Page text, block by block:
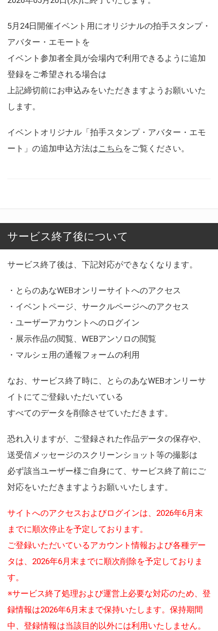
5月24日開催イベント用にオリジナルの拍手スタンプ・
アバター・エモートを
イベント参加者全員が会場内で利用できるように追加
登録をご希望される場合は
上記締切前にお申込みをいただきますようお願いいた
します。
イベントオリジナル「拍手スタンプ・アバター・エモ
ート」の追加申込方法はこちら をご覧ください。
サービス終了後について
サービス終了後は、下記対応ができなくなります。
・とらのあなWEBオンリーサイトへのアクセス
・イベントページ、サークルページへのアクセス
・ユーザーアカウントへのログイン
・展示作品の閲覧、WEBアンソロの閲覧
・マルシェ用の通報フォームの利用
なお、サービス終了時に、とらのあなWEBオンリーサ
イトにてご登録いただいている
すべてのデータを削除させていただきます。
恐れ入りますが、ご登録された作品データの保存や、
送受信メッセージのスクリーンショット等の撮影は
必ず該当ユーザー様ご自身にて、サービス終了前にご
対応をいただきますようお願いいたします。
サイトへのアクセスおよびログインは、2026年6月末
までに順次停止を予定しております。
ご登録いただいているアカウント情報および各種デー
タは、2026年6月末までに順次削除を予定しておりま
す。
※サービス終了処理および運営上必要な対応のため、登
録情報は2026年6月末まで保持いたします。保持期間
中、登録情報は当該目的以外には利用いたしません。